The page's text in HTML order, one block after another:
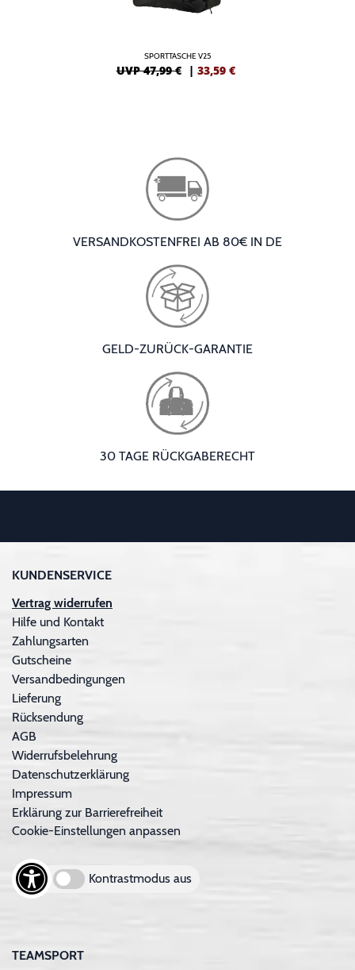
SPORTTASCHE V25
UVP 47,99 € | 33,59 €
VERSANDKOSTENFREI AB 80€ IN DE
GELD-ZURÜCK-GARANTIE
30 TAGE RÜCKGABERECHT
KUNDENSERVICE
Vertrag widerrufen
Hilfe und Kontakt
Zahlungsarten
Gutscheine
Versandbedingungen
Lieferung
Rücksendung
AGB
Widerrufsbelehrung
Datenschutzerklärung
Impressum
Erklärung zur Barrierefreiheit
Cookie-Einstellungen anpassen
Kontrastmodus aus
TEAMSPORT